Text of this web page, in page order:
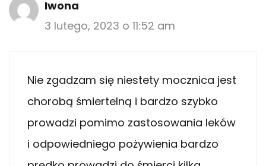
Iwona
3 lutego, 2023 o 11:52 am
Nie zgadzam się niestety mocznica jest
chorobą śmiertelną i bardzo szybko
prowadzi pomimo zastosowania leków
i odpowiedniego pożywienia bardzo